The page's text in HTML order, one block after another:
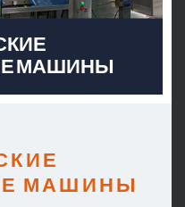
МАШИНЫ
МАШИНЫ